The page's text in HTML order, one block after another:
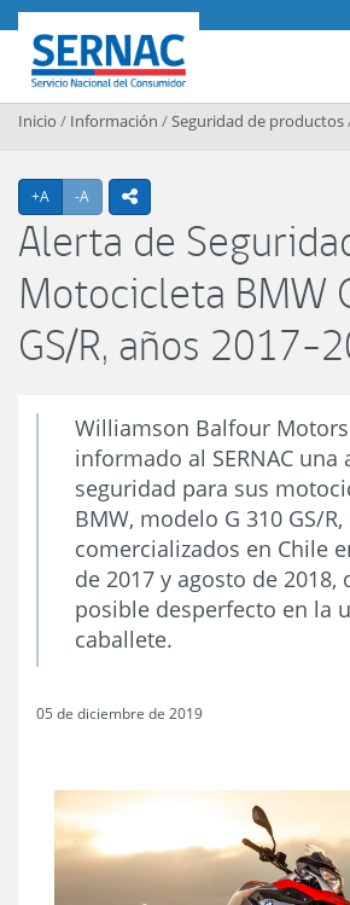
Contenido principal
SERNAC
Inicio / Información /Seguridad de productos
+A Agrandar texto
-A Achicar textoicono compartir
Alerta de
Motocicleta BMW
GS/R, años 2017-
Williamson Balfour Motors
informado al SERNAC una
seguridad para sus
BMW, modelo G 310 GS/R,
comercializados en Chile
de 2017 y agosto de 2018,
posible desperfecto en la
caballete.
05 de diciembre de 2019